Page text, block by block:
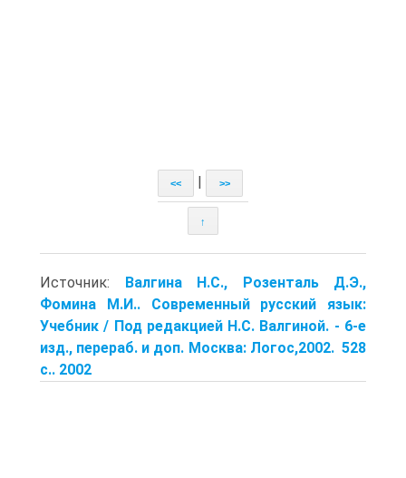
<< >>
↑
Источник: Валгина Н.С., Розенталь Д.Э.,
Фомина М.И.. Современный русский язык:
Учебник / Под редакцией Н.С. Валгиной. - 6-е
изд., перераб. и доп. Москва: Логос,2002. 528
с.. 2002